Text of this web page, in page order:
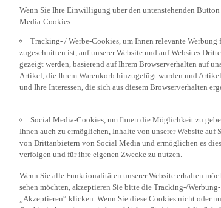
Wenn Sie Ihre Einwilligung über den untenstehenden
Media-Cookies:
Tracking- / Werbe-Cookies, um Ihnen relevante
zugeschnitten ist, auf unserer Website und auf Websites
gezeigt werden, basierend auf Ihrem Browserverhalten auf
Artikel, die Ihrem Warenkorb hinzugefügt wurden und
und Ihre Interessen, die sich aus diesem Browserverhalten
Social Media-Cookies, um Ihnen die Möglichkeit zu
Ihnen auch zu ermöglichen, Inhalte von unserer Website
von Drittanbietern von Social Media und ermöglichen es
verfolgen und für ihre eigenen Zwecke zu nutzen.
Wenn Sie alle Funktionalitäten unserer Website erhalten
sehen möchten, akzeptieren Sie bitte die Tracking-/
„Akzeptieren“ klicken. Wenn Sie diese Cookies nicht oder